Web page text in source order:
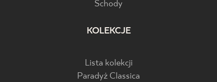
Schody
KOLEKCJE
Lista kolekcji
Paradyż Classica